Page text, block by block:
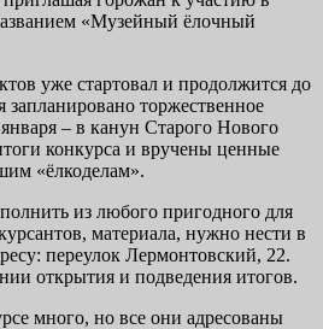
«Музейный ёлочный
уже стартовал и продолжится до
запланировано торжественное
– в канун Старого Нового
конкурса и вручены ценные
«ёлкоделам».
из любого пригодного для
материала, нужно нести в
переулок Лермонтовский, 22.
открытия и подведения итогов.
много, но все они адресованы